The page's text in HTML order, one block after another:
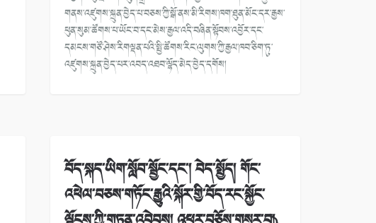
གནས་འཛུགས་སྐྲུན་བྱེད་པ་བཅས་ཀྱི་སྒོ་ནས་མི་རིགས་ཁག་ཐུན་མོང་དར་རྒྱས་
ཕུན་སུམ་ཚོགས་པ་ཡོང་བ་དང་མེས་རྒྱལ་འདི་བཞིན་སྟོབས་འབྱོར་དང་
དམངས་གཙོ་ཤེས་རིགལྡན་པའི་སྤྱི་ཚོགས་རིང་ལུགས་ཀྱི་རྒྱལ་ཁབ་ཅིག་ཏུ་
འཛུགས་སྐྲུན་བྱེད་པར་འབད་འཐབ་ལྷོད་མེད་བྱེད་དགོས།
བོད་སྐད་ཡིག་སློབ་སྦྱོང་དང་། བེད་སྤྱོད། གོང་
འཕེལ་བཅས་གཏོང་རྒྱུའི་སྐོར་གྱི་བོད་རང་སྐྱོང་